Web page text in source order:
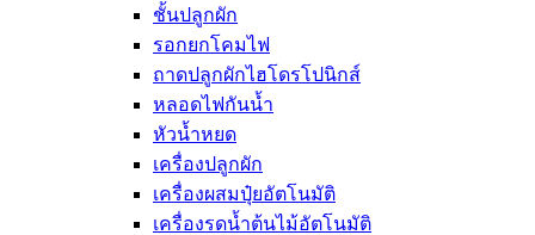
ชั้นปลูกผัก
รอกยกโคมไฟ
ถาดปลูกผักไฮโดรโปนิกส์
หลอดไฟกันน้ำ
หัวน้ำหยด
เครื่องปลูกผัก
เครื่องผสมปุ๋ยอัตโนมัติ
เครื่องรดน้ำต้นไม้อัตโนมัติ